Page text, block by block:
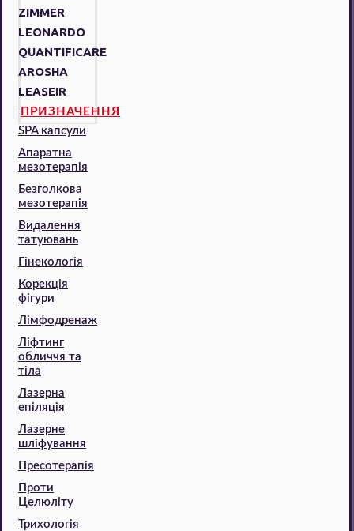
ZIMMER
LEONARDO
QUANTIFICARE
AROSHA
LEASEIR
ПРИЗНАЧЕННЯ
SPA капсули
Апаратна
мезотерапія
Безголкова
мезотерапія
Видалення
татуювань
Гінекологія
Корекція
фігури
Лімфодренаж
Ліфтинг
обличчя та
тіла
Лазерна
епіляція
Лазерне
шліфування
Пресотерапія
Проти
Целюліту
Трихологія